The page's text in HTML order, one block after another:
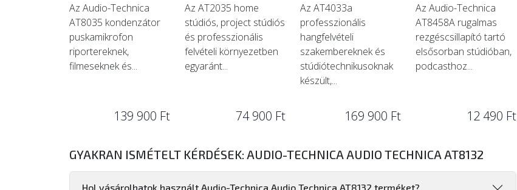
Az Audio-Technica
AT8035 kondenzátor
puskamikrofon
riportereknek,
filmeseknek és...
139 900 Ft
Az AT2035 home
stúdiós, project stúdiós
és professzionális
felvételi környezetben
egyaránt...
74 900 Ft
Az AT4033a
professzionális
hangfelvételi
szakembereknek és
stúdiótechnikusoknak
készült,...
169 900 Ft
Az Audio-Technica
AT8458A rugalmas
rezgéscsillapító tartó
elsősorban stúdióban,
podcasthoz...
12 490 Ft
GYAKRAN ISMÉTELT KÉRDÉSEK: AUDIO-TECHNICA AUDIO TECHNICA AT8132
Hol vásárolhatok használt Audio-Technica Audio Technica AT8132 terméket?